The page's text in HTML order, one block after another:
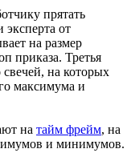
прятать
эксперта от
на размер
приказа. Третья
свечей, на которых
максимума и
на тайм фрейм, на
и минимумов.